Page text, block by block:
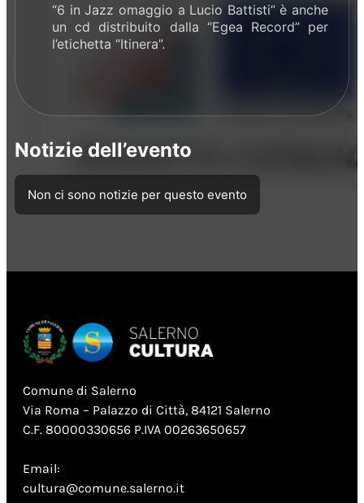
“6 in Jazz omaggio a Lucio Battisti” è anche
un cd distribuito dalla “Egea Record” per
l’etichetta “Itinera”.
Notizie dell’evento
Non ci sono notizie per questo evento
Comune di Salerno
Via Roma – Palazzo di Città, 84121 Salerno
C.F. 80000330656 P.IVA 00263650657
Email:
cultura@comune.salerno.it